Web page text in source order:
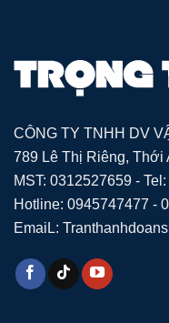
CÔNG TY TNHH DV
789 Lê Thị Riêng, Thới
MST: 0312527659 -
Hotline: 0945747477 -
EmaiL: